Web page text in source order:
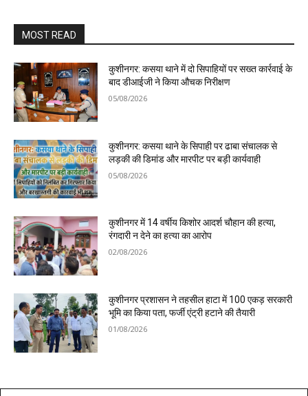
MOST READ
कुशीनगर: कसया थाने में दो सिपाहियों पर सख्त कार्रवाई के
बाद डीआईजी ने किया औचक निरीक्षण
05/08/2026
कुशीनगर: कसया थाने के सिपाही पर ढाबा संचालक से
लड़की की डिमांड और मारपीट पर बड़ी कार्यवाही
05/08/2026
कुशीनगर में 14 वर्षीय किशोर आदर्श चौहान की हत्या,
रंगदारी न देने का हत्या का आरोप
02/08/2026
कुशीनगर प्रशासन ने तहसील हाटा में 100 एकड़ सरकारी
भूमि का किया पता, फर्जी एंट्री हटाने की तैयारी
01/08/2026